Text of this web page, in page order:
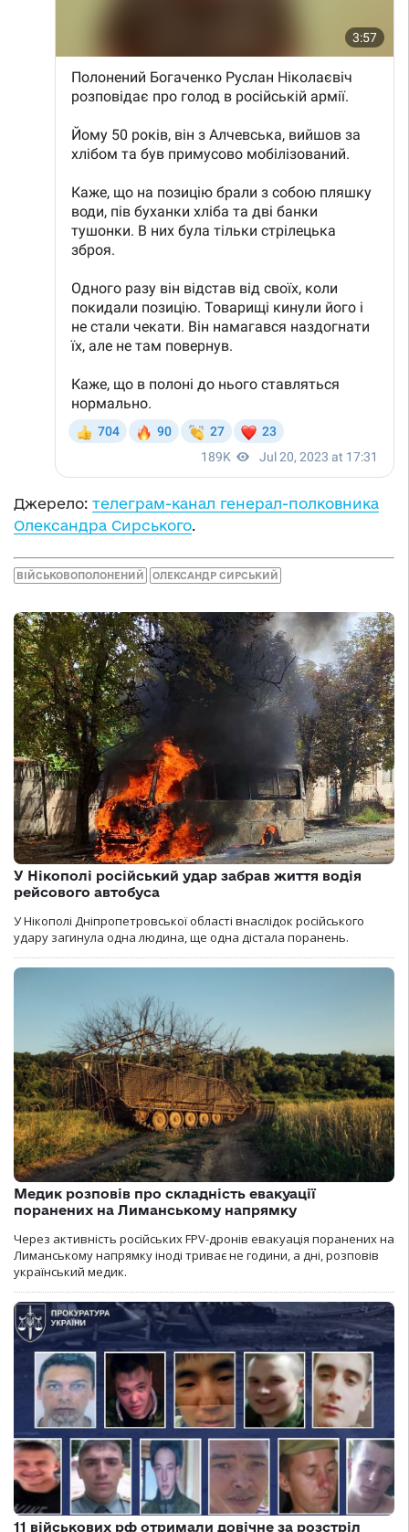
Джерело: телеграм-канал генерал-полковника
Олександра Сирського.
ВІЙСЬКОВОПОЛОНЕНИЙ ОЛЕКСАНДР СИРСЬКИЙ
У Нікополі російський удар забрав життя водія
рейсового автобуса
У Нікополі Дніпропетровської області внаслідок російського
удару загинула одна людина, ще одна дістала поранень.
Медик розповів про складність евакуації
поранених на Лиманському напрямку
Через активність російських FPV-дронів евакуація поранених на
Лиманському напрямку іноді триває не години, а дні, розповів
український медик.
11 військових рф отримали довічне за розстріл